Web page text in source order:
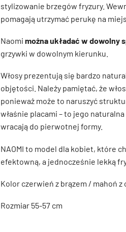
stylizowanie brzegów fryzury.
pomagają utrzymać perukę na
Naomi można układać w dowolny
grzywki w dowolnym kierunku.
Włosy prezentują się bardzo
objętości. Należy pamiętać, że
ponieważ może to naruszyć
właśnie placami – to jego
wracają do pierwotnej formy.
NAOMI to model dla kobiet, które
efektowną, a jednocześnie lekką
Kolor czerwień z brązem / mahoń
Rozmiar 55-57 cm